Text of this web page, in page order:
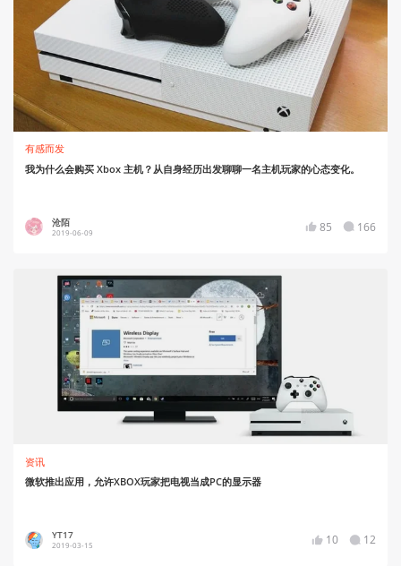
有感而发
我为什么会购买 Xbox 主机？从自身经历出发聊聊一名主机玩家的心态变化。
沧陌
2019-06-09 85 166
资讯
微软推出应用，允许XBOX玩家把电视当成PC的显示器
YT17
2019-03-15 10 12